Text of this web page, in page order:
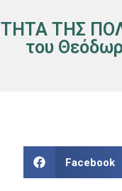
ΤΗΣ
του
Facebook